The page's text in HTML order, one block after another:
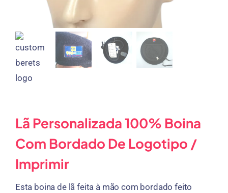
Lã Personalizada 100% Boina
Com Bordado De Logotipo /
Imprimir
Esta boina de lã feita à mão com bordado feito